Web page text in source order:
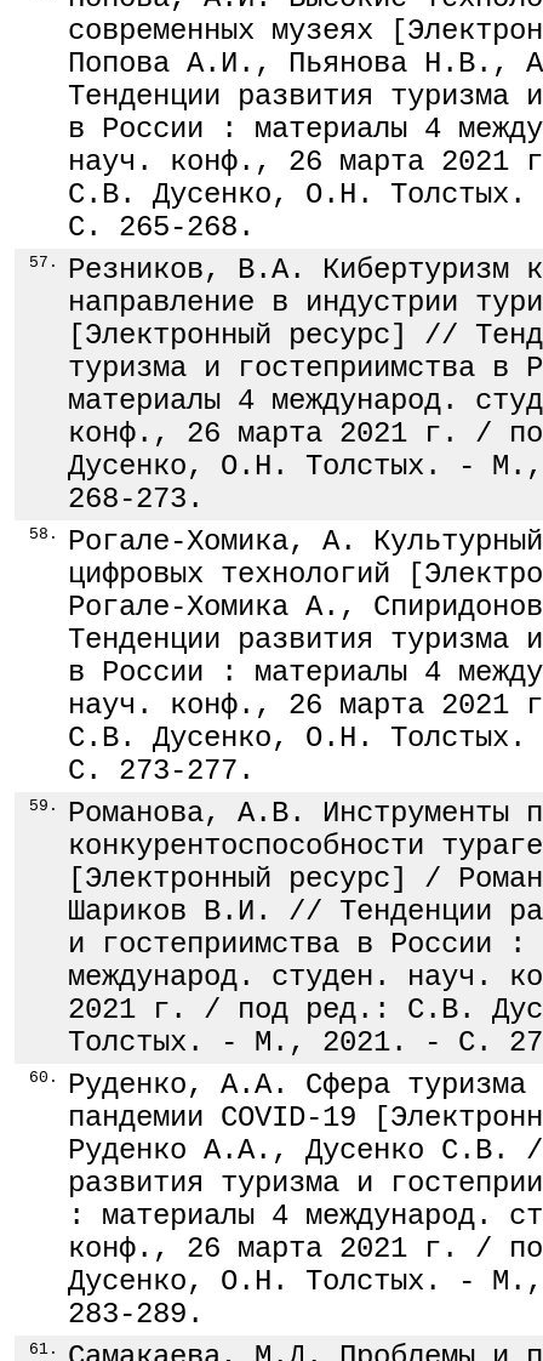
современных музеях
Попова А.И., Пьянова Н.В.,
Тенденции развития туризма
в России : материалы 4
науч. конф., 26 марта
С.В. Дусенко, О.Н.
С. 265-268.
57.
Резников, В.А. Кибертуризм
направление в индустрии
[Электронный ресурс] //
туризма и гостеприимства в
материалы 4 международ.
конф., 26 марта 2021 г. /
Дусенко, О.Н. Толстых. -
268-273.
58.
Рогале-Хомика, А.
цифровых технологий
Рогале-Хомика А.,
Тенденции развития туризма
в России : материалы 4
науч. конф., 26 марта
С.В. Дусенко, О.Н.
С. 273-277.
59.
Романова, А.В. Инструменты
конкурентоспособности
[Электронный ресурс] /
Шариков В.И. // Тенденции
и гостеприимства в России :
международ. студен. науч.
2021 г. / под ред.: С.В.
Толстых. - М., 2021. - С.
60.
Руденко, А.А. Сфера туризма
пандемии COVID-19
Руденко А.А., Дусенко С.В.
развития туризма и
: материалы 4 международ.
конф., 26 марта 2021 г. /
Дусенко, О.Н. Толстых. -
283-289.
61.